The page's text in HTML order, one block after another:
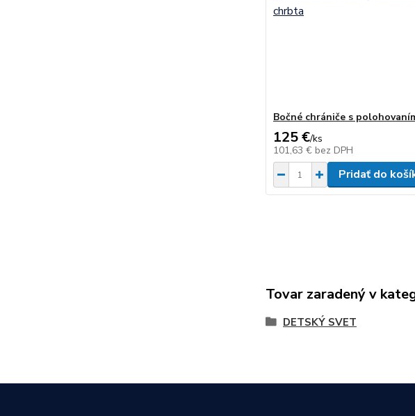
Bočné chrániče s
125 €/ks
101,63 € bez DPH
Pridať do
Tovar zaradený v
DETSKÝ SVET